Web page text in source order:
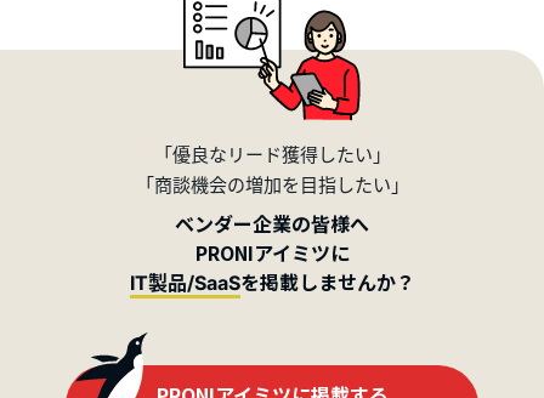
「優良なリード獲得したい」
「商談機会の増加を目指したい」
ベンダー企業の皆様へ
PRONIアイミツに
IT製品/SaaSを掲載しませんか？